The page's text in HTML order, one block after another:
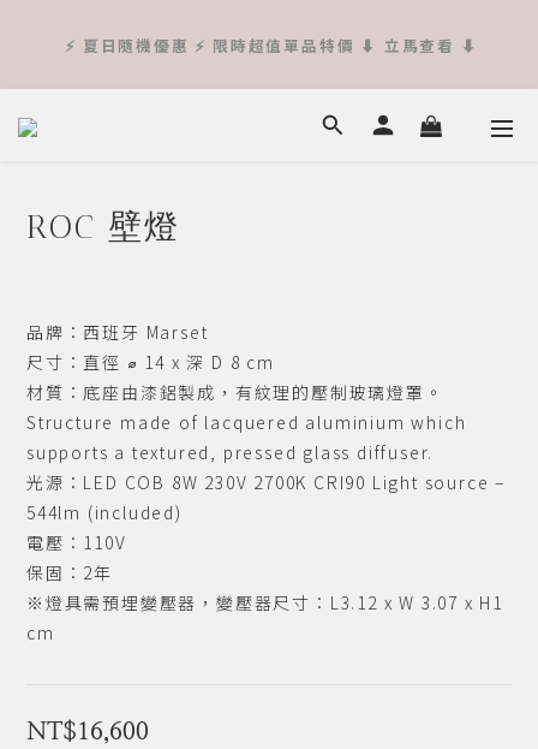
⚡️ 夏日隨機優惠 ⚡️ 限時超值單品特價 ⬇︎ 立馬查看 ⬇︎
\ 大師經典設計 入門款 / Eileen Gray adjustable Table
Online 入手柯比意 ➜ 查看更多
ROC 壁燈
品牌：西班牙 Marset
尺寸：直徑 ⌀ 14 x 深 D 8 cm
材質：底座由漆鋁製成，有紋理的壓制玻璃燈罩。
Structure made of lacquered aluminium which
supports a textured, pressed glass diffuser.
光源：LED COB 8W 230V 2700K CRI90 Light source –
544lm (included)
電壓：110V
保固：2年
※燈具需預埋變壓器，變壓器尺寸：L3.12 x W 3.07 x H1
cm
NT$16,600